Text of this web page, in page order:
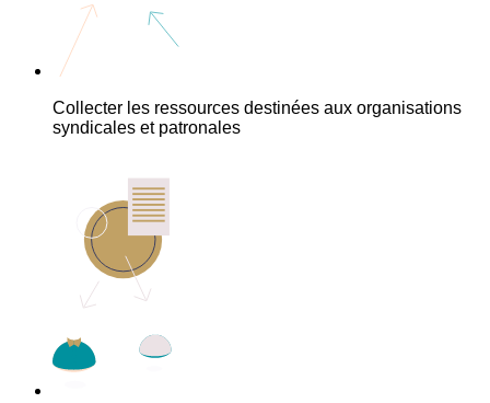
Collecter les ressources destinées aux organisations
syndicales et patronales